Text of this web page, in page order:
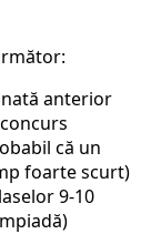
anterior
că un
foarte scurt)
9-10